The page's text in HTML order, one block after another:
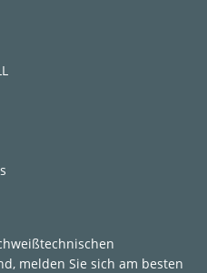
melden Sie sich am besten